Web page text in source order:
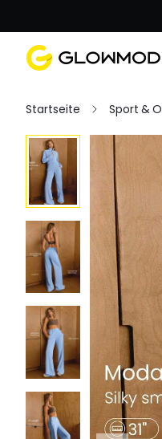
Startseite Sport &